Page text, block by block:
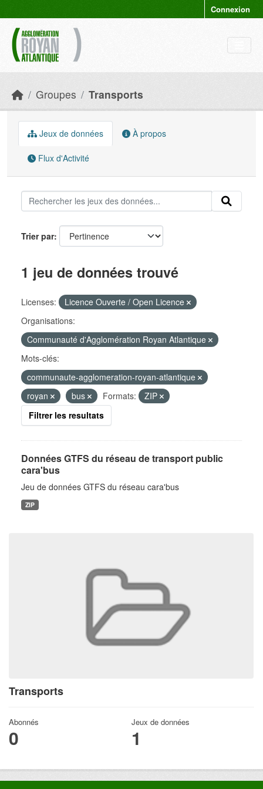
Connexion
Groupes Transports
Transports
Abonnés
0
Jeux de données
1
Jeux de données À propos
Flux d'Activité
Trier par
1 jeu de données trouvé
Licenses:
Licence Ouverte / Open Licence
Organisations:
Communauté d'Agglomération Royan Atlantique
Mots-clés:
communaute-agglomeration-royan-atlantique
royan
bus Formats:
ZIP
Filtrer les resultats
Données GTFS du réseau de transport public
cara'bus
Jeu de données GTFS du réseau cara'bus
ZIP